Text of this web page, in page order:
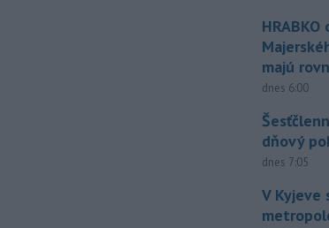
majú
dnes 6:00
dňový
dnes 7:05
V Kyjeve